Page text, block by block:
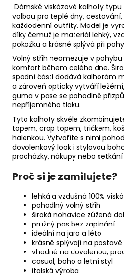
Dámské viskózové kalhoty typu
volbou pro teplé dny,
každodenní outfity. Model je
díky čemuž je materiál lehký,
pokožku a krásně splývá při
Volný střih neomezuje v
komfort během celého dne.
spodní části dodává kalhotám
a zároveň opticky vytváří
guma v pase se pohodlně
nepříjemného tlaku.
Tyto kalhoty skvěle
topem, crop topem, tričkem,
halenkou. Vytvoříte s nimi
dovolenkový look i stylovou
procházky, nákupy nebo setkání
Proč si je zamilujete?
lehká a vzdušná 100%
pohodlný volný střih
široká nohavice zúžená
pružný pas bez zapínání
ideální na jaro a léto
krásně splývají na postavě
vhodné na dovolenou,
casual, boho a letní styl
italská výroba